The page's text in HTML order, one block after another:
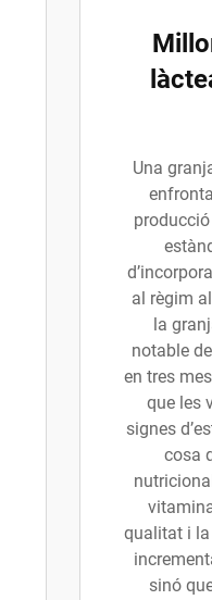
Una
al règim
la
notable
en tres
que les
signes
cosa
qualitat i
sinó